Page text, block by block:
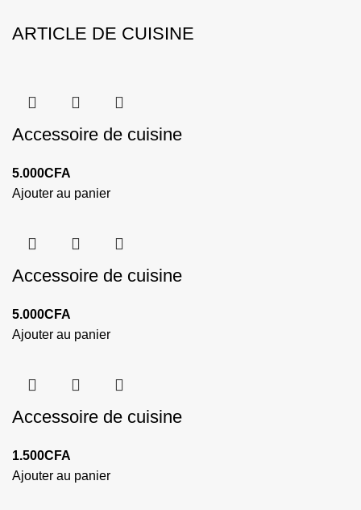
ARTICLE DE CUISINE
Accessoire de cuisine
5.000CFA
Ajouter au panier
Accessoire de cuisine
5.000CFA
Ajouter au panier
Accessoire de cuisine
1.500CFA
Ajouter au panier